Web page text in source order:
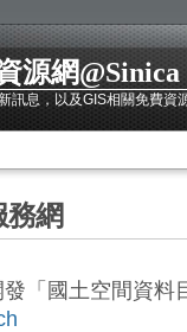
源網@Sinica
訊息，以及GIS相關免費
務網
「國土空間資料